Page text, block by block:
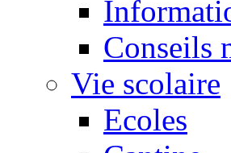
Conseils
Vie scolaire
Ecoles